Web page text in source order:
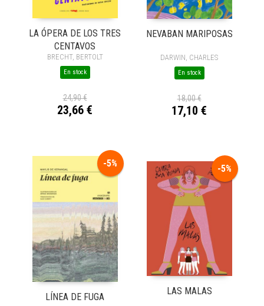
LA ÓPERA DE LOS TRES
CENTAVOS
BRECHT, BERTOLT
En stock
24,90 €
23,66 €
NEVABAN MARIPOSAS
DARWIN, CHARLES
En stock
18,00 €
17,10 €
-5%
LÍNEA DE FUGA
-5%
LAS MALAS